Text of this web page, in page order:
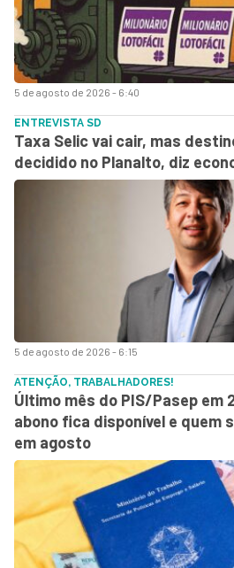
5 de agosto de 2026 - 6:40
5 de agosto de 2026 - 6:15
ENTREVISTA SD
Taxa Selic vai cair, mas
decidido no Planalto, diz
ATENÇÃO, TRABALHADORES!
Último mês do PIS/Pasep em
abono fica disponível e quem
em agosto